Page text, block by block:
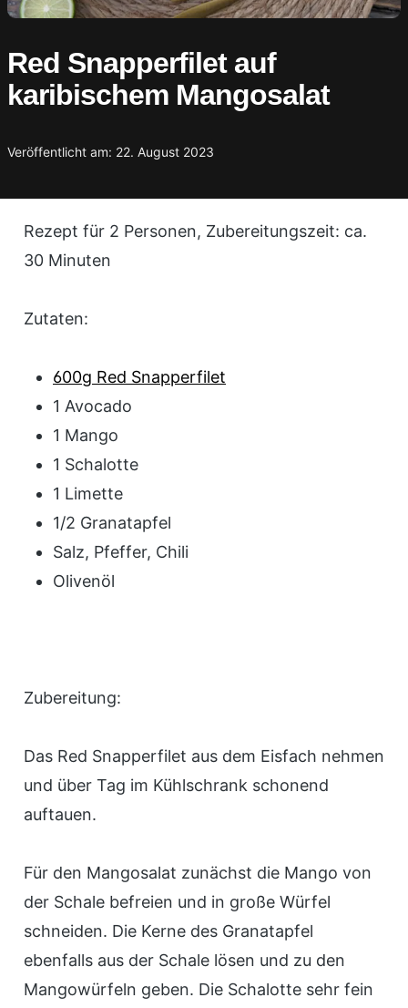
Red Snapperfilet auf
karibischem Mangosalat
Veröffentlicht am: 22. August 2023
Rezept für 2 Personen, Zubereitungszeit: ca.
30 Minuten
Zutaten:
600g Red Snapperfilet
1 Avocado
1 Mango
1 Schalotte
1 Limette
1/2 Granatapfel
Salz, Pfeffer, Chili
Olivenöl
Zubereitung:
Das Red Snapperfilet aus dem Eisfach nehmen
und über Tag im Kühlschrank schonend
auftauen.
Für den Mangosalat zunächst die Mango von
der Schale befreien und in große Würfel
schneiden. Die Kerne des Granatapfel
ebenfalls aus der Schale lösen und zu den
Mangowürfeln geben. Die Schalotte sehr fein